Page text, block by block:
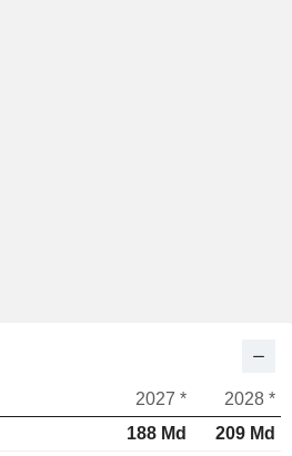
2027 *
2028 *
188 Md
209 Md